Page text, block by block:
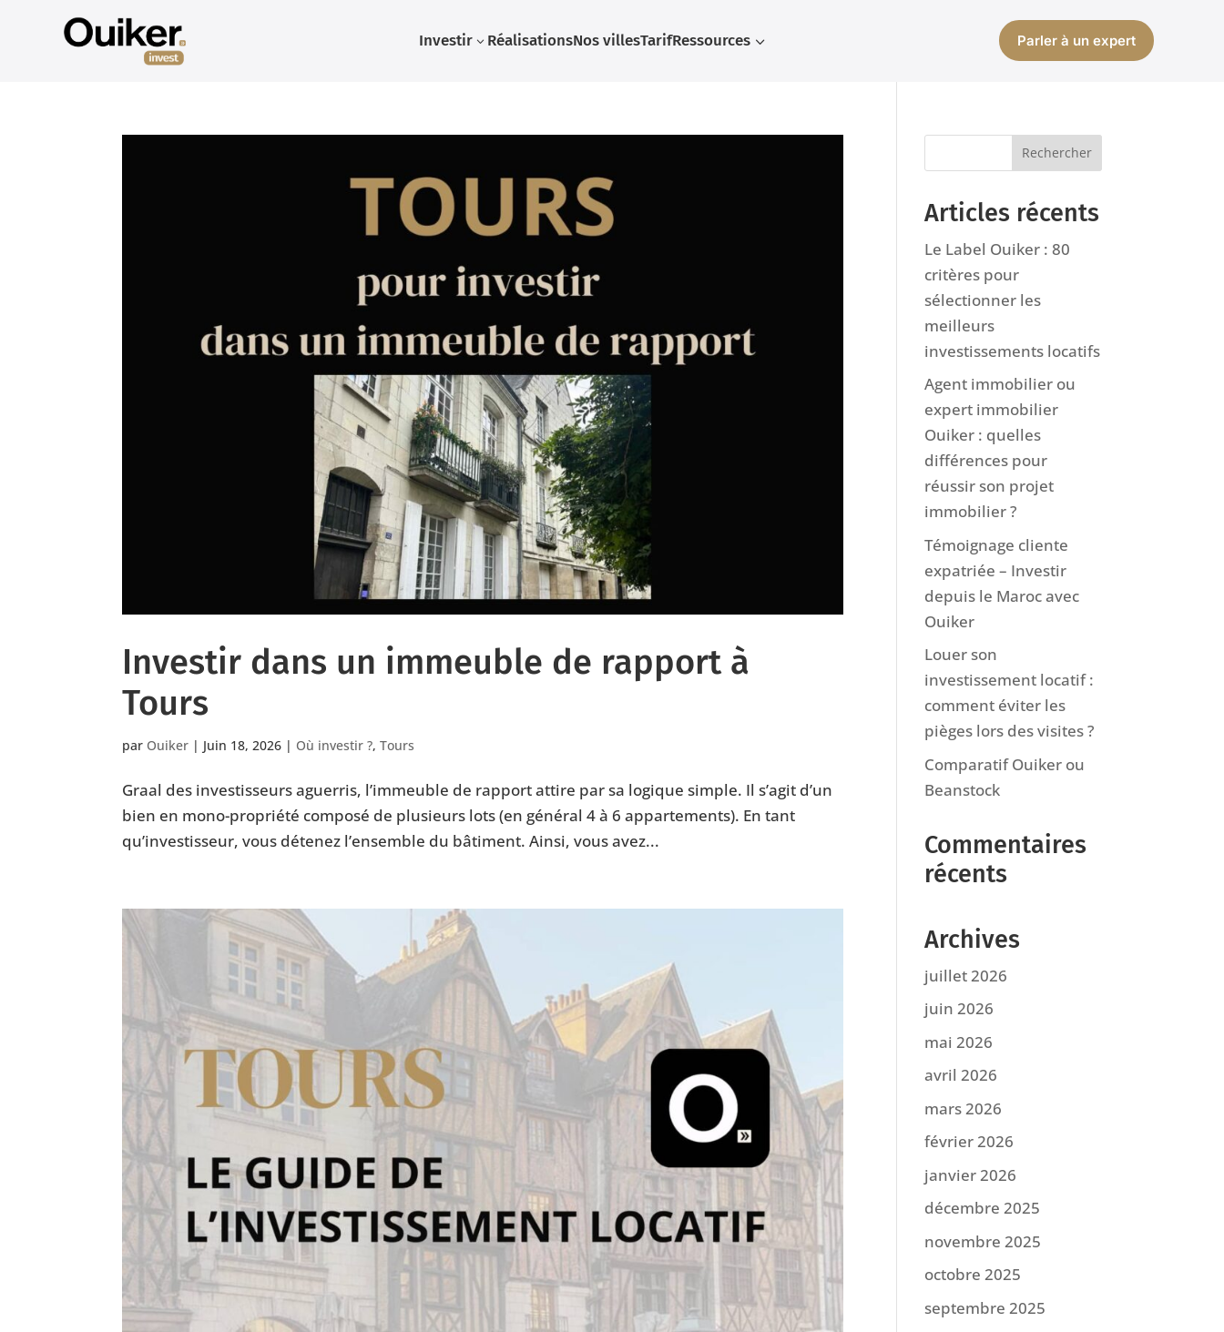
3
Investir RéalisationsNos villesTarif 3
Ressources Parler à un expert
Investir dans un immeuble de rapport à
Tours
par Ouiker | Juin 18, 2026 | Où investir ?,Tours
Graal des investisseurs aguerris, l’immeuble de rapport attire par sa logique simple. Il s’agit d’un
bien en mono-propriété composé de plusieurs lots (en général 4 à 6 appartements). En tant
qu’investisseur, vous détenez l’ensemble du bâtiment. Ainsi, vous avez...
Articles récents
Le Label Ouiker : 80
critères pour
sélectionner les
meilleurs
investissements locatifs
Agent immobilier ou
expert immobilier
Ouiker : quelles
différences pour
réussir son projet
immobilier ?
Témoignage cliente
expatriée – Investir
depuis le Maroc avec
Ouiker
Louer son
investissement locatif :
comment éviter les
pièges lors des visites ?
Comparatif Ouiker ou
Beanstock
Commentaires
récents
Archives
juillet 2026
juin 2026
mai 2026
avril 2026
mars 2026
février 2026
janvier 2026
décembre 2025
novembre 2025
octobre 2025
septembre 2025